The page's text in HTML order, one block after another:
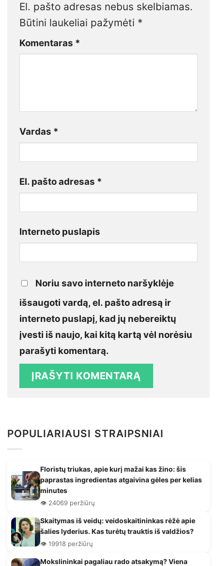
El. pašto adresas nebus skelbiamas.
Būtini laukeliai pažymėti *
Komentaras *
Vardas *
El. pašto adresas *
Interneto puslapis
Noriu savo interneto naršyklėje
išsaugoti vardą, el. pašto adresą ir
interneto puslapį, kad jų nebereiktų
įvesti iš naujo, kai kitą kartą vėl norėsiu
parašyti komentarą.
POPULIARIAUSI STRAIPSNIAI
Floristų triukas, apie kurį mažai kas žino: šis
paprastas ingredientas atgaivina gėles per kelias
minutes
👁️ 24069 peržiūrų
Skaitymas iš veidų: veidoskaitininkas rėžė apie
šalies lyderius. Kas turėtų trauktis iš valdžios?
👁️ 19918 peržiūrų
Mokslininkai pagaliau rado atsakymą? Viena